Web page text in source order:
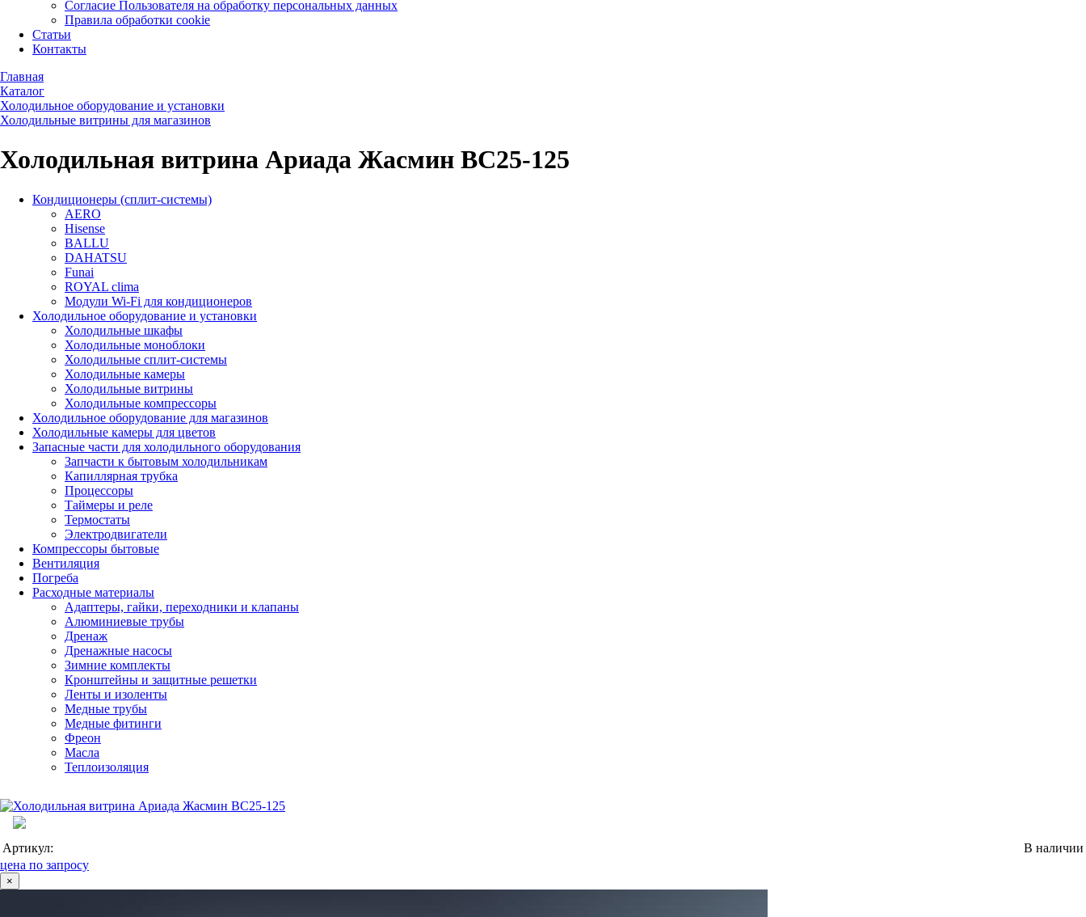
Согласие Пользователя на обработку персональных данных
Правила обработки cookie
Статьи
Контакты
Главная
Каталог
Холодильное оборудование и установки
Холодильные витрины для магазинов
Холодильная витрина Ариада Жасмин ВС25-125
Кондиционеры (сплит-системы)
AERO
Hisense
BALLU
DAHATSU
Funai
ROYAL clima
Модули Wi-Fi для кондиционеров
Холодильное оборудование и установки
Холодильные шкафы
Холодильные моноблоки
Холодильные сплит-системы
Холодильные камеры
Холодильные витрины
Холодильные компрессоры
Холодильное оборудование для магазинов
Холодильные камеры для цветов
Запасные части для холодильного оборудования
Запчасти к бытовым холодильникам
Капиллярная трубка
Процессоры
Таймеры и реле
Термостаты
Электродвигатели
Компрессоры бытовые
Вентиляция
Погреба
Расходные материалы
Адаптеры, гайки, переходники и клапаны
Алюминиевые трубы
Дренаж
Дренажные насосы
Зимние комплекты
Кронштейны и защитные решетки
Ленты и изоленты
Медные трубы
Медные фитинги
Фреон
Масла
Теплоизоляция
Артикул:
В наличии
цена по запросу
×